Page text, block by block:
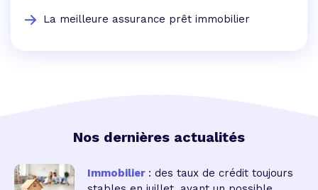
La meilleure assurance prêt immobilier
Nos dernières actualités
Immobilier : des taux de crédit toujours